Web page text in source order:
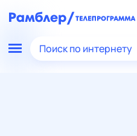
Поиск по интернету